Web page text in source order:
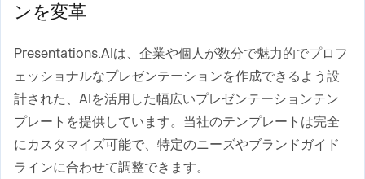
ンを変革
Presentations.AIは、企業や個人が数分で魅力的でプロフ
ェッショナルなプレゼンテーションを作成できるよう設
計された、AIを活用した幅広いプレゼンテーションテン
プレートを提供しています。当社のテンプレートは完全
にカスタマイズ可能で、特定のニーズやブランドガイド
ラインに合わせて調整できます。